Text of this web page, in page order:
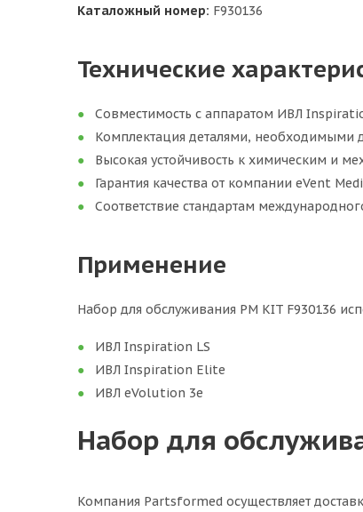
Каталожный номер: F930136
Технические
Совместимость с аппаратом ИВЛ
Комплектация деталями, необходимыми
Высокая устойчивость к химическим и
Гарантия качества от компании eVent
Соответствие стандартам
Применение
Набор для обслуживания PM KIT F930136
ИВЛ Inspiration LS
ИВЛ Inspiration Elite
ИВЛ eVolution 3e
Набор для
Компания Partsformed осуществляет